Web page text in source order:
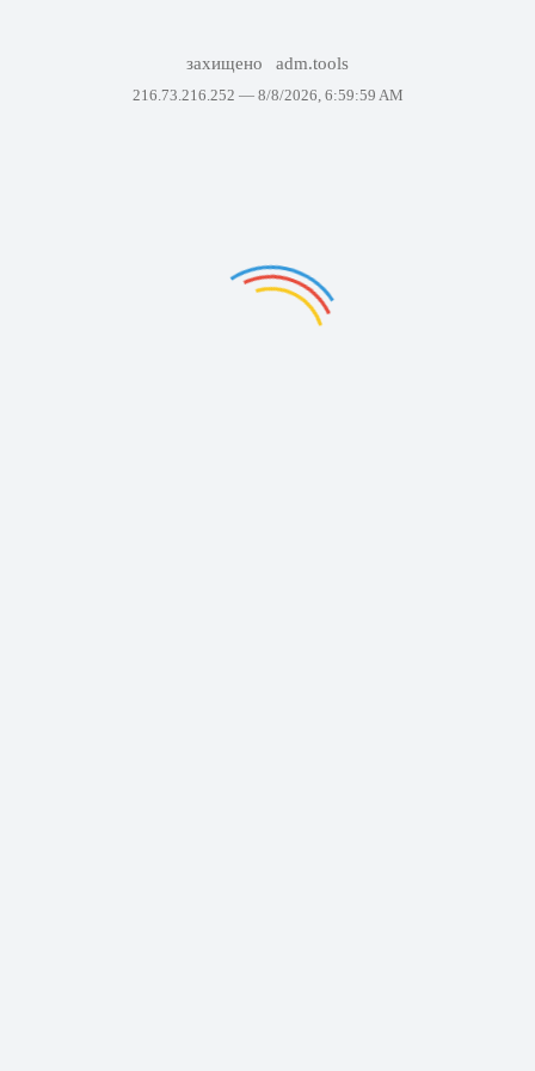
захищено adm.tools
216.73.216.252 — 8/8/2026, 6:59:59 AM